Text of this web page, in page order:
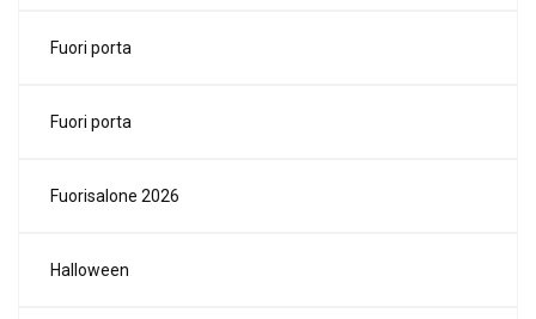
Fuori porta
Fuori porta
Fuorisalone 2026
Halloween